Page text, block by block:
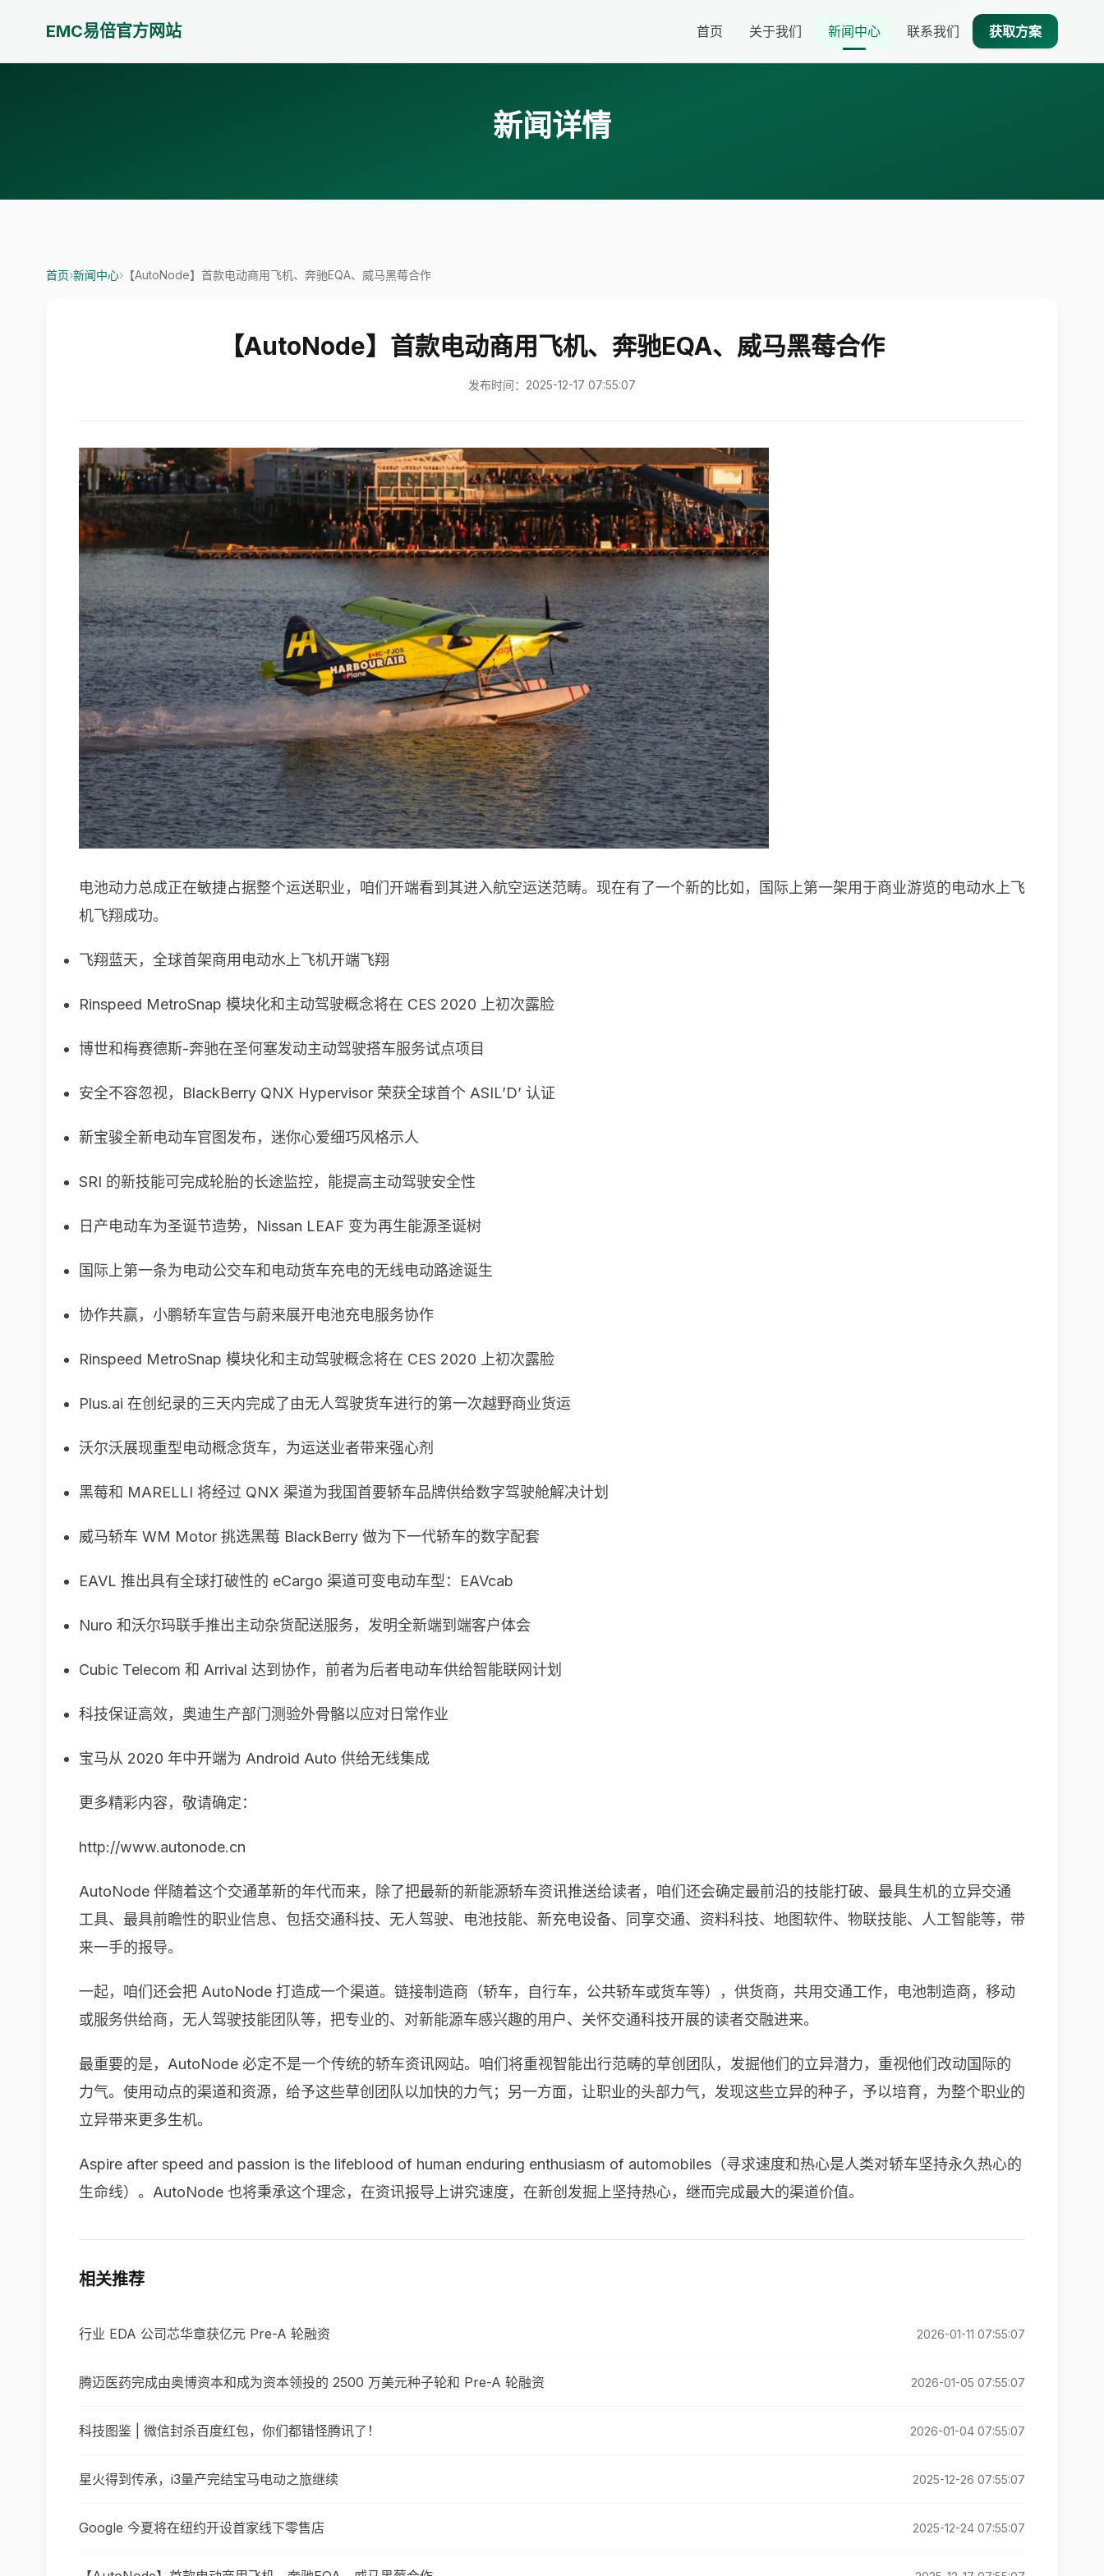
EMC易倍官方网站 首页 关于我们 新闻中心 联系我们 获取方案
新闻详情
首页›新闻中心› 【AutoNode】首款电动商用飞机、奔驰EQA、威马黑莓合作
【AutoNode】首款电动商用飞机、奔驰EQA、威马黑莓合作
发布时间：2025-12-17 07:55:07
电池动力总成正在敏捷占据整个运送职业，咱们开端看到其进入航空运送范畴。现在有了一个新的比如，国际上第一架用于商业游览的电动水上飞
机飞翔成功。
飞翔蓝天，全球首架商用电动水上飞机开端飞翔
Rinspeed MetroSnap 模块化和主动驾驶概念将在 CES 2020 上初次露脸
博世和梅赛德斯-奔驰在圣何塞发动主动驾驶搭车服务试点项目
安全不容忽视，BlackBerry QNX Hypervisor 荣获全球首个 ASIL’D’ 认证
新宝骏全新电动车官图发布，迷你心爱细巧风格示人
SRI 的新技能可完成轮胎的长途监控，能提高主动驾驶安全性
日产电动车为圣诞节造势，Nissan LEAF 变为再生能源圣诞树
国际上第一条为电动公交车和电动货车充电的无线电动路途诞生
协作共赢，小鹏轿车宣告与蔚来展开电池充电服务协作
Rinspeed MetroSnap 模块化和主动驾驶概念将在 CES 2020 上初次露脸
Plus.ai 在创纪录的三天内完成了由无人驾驶货车进行的第一次越野商业货运
沃尔沃展现重型电动概念货车，为运送业者带来强心剂
黑莓和 MARELLI 将经过 QNX 渠道为我国首要轿车品牌供给数字驾驶舱解决计划
威马轿车 WM Motor 挑选黑莓 BlackBerry 做为下一代轿车的数字配套
EAVL 推出具有全球打破性的 eCargo 渠道可变电动车型：EAVcab
Nuro 和沃尔玛联手推出主动杂货配送服务，发明全新端到端客户体会
Cubic Telecom 和 Arrival 达到协作，前者为后者电动车供给智能联网计划
科技保证高效，奥迪生产部门测验外骨骼以应对日常作业
宝马从 2020 年中开端为 Android Auto 供给无线集成
更多精彩内容，敬请确定：
http://www.autonode.cn
AutoNode 伴随着这个交通革新的年代而来，除了把最新的新能源轿车资讯推送给读者，咱们还会确定最前沿的技能打破、最具生机的立异交通
工具、最具前瞻性的职业信息、包括交通科技、无人驾驶、电池技能、新充电设备、同享交通、资料科技、地图软件、物联技能、人工智能等，带
来一手的报导。
一起，咱们还会把 AutoNode 打造成一个渠道。链接制造商（轿车，自行车，公共轿车或货车等），供货商，共用交通工作，电池制造商，移动
或服务供给商，无人驾驶技能团队等，把专业的、对新能源车感兴趣的用户、关怀交通科技开展的读者交融进来。
最重要的是，AutoNode 必定不是一个传统的轿车资讯网站。咱们将重视智能出行范畴的草创团队，发掘他们的立异潜力，重视他们改动国际的
力气。使用动点的渠道和资源，给予这些草创团队以加快的力气；另一方面，让职业的头部力气，发现这些立异的种子，予以培育，为整个职业的
立异带来更多生机。
Aspire after speed and passion is the lifeblood of human enduring enthusiasm of automobiles（寻求速度和热心是人类对轿车坚持永久热心的
生命线）。AutoNode 也将秉承这个理念，在资讯报导上讲究速度，在新创发掘上坚持热心，继而完成最大的渠道价值。
相关推荐
行业 EDA 公司芯华章获亿元 Pre-A 轮融资 2026-01-11 07:55:07
腾迈医药完成由奥博资本和成为资本领投的 2500 万美元种子轮和 Pre-A 轮融资 2026-01-05 07:55:07
科技图鉴 | 微信封杀百度红包，你们都错怪腾讯了！ 2026-01-04 07:55:07
星火得到传承，i3量产完结宝马电动之旅继续 2025-12-26 07:55:07
Google 今夏将在纽约开设首家线下零售店 2025-12-24 07:55:07